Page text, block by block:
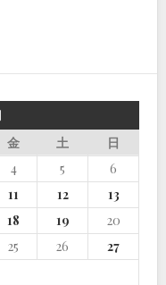
金 土
日
4 5
6
11 12
13
18 19
20
25 26
27